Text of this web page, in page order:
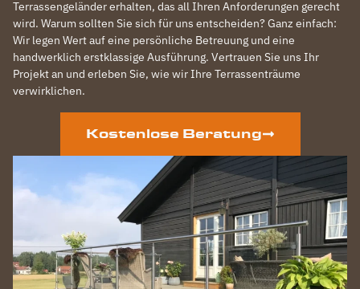
Terrassengeländer erhalten, das all Ihren Anforderungen gerecht
wird. Warum sollten Sie sich für uns entscheiden? Ganz einfach:
Wir legen Wert auf eine persönliche Betreuung und eine
handwerklich erstklassige Ausführung. Vertrauen Sie uns Ihr
Projekt an und erleben Sie, wie wir Ihre Terrassenträume
verwirklichen.
Kostenlose Beratung